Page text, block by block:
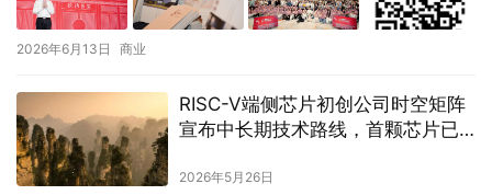
2026年6月13日 商业
RISC-V端侧芯片初创公司时空矩阵
宣布中长期技术路线，首颗芯片已
2026年5月26日